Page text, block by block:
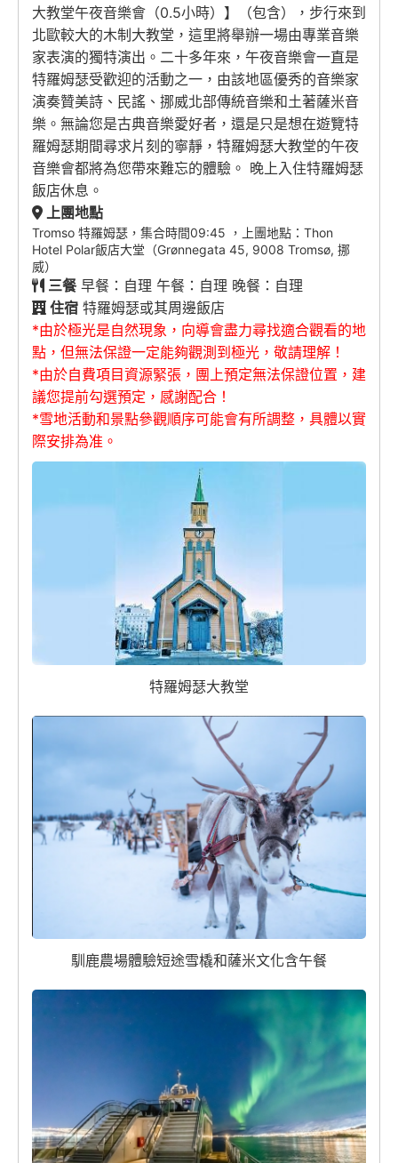
大教堂午夜音樂會（0.5小時）】（包含），步行來到
北歐較大的木制大教堂，這里將舉辦一場由專業音樂
家表演的獨特演出。二十多年來，午夜音樂會一直是
特羅姆瑟受歡迎的活動之一，由該地區優秀的音樂家
演奏贊美詩、民謠、挪威北部傳統音樂和土著薩米音
樂。無論您是古典音樂愛好者，還是只是想在遊覽特
羅姆瑟期間尋求片刻的寧靜，特羅姆瑟大教堂的午夜
音樂會都將為您帶來難忘的體驗。 晚上入住特羅姆瑟
飯店休息。
上團地點
Tromso 特羅姆瑟，集合時間09:45 ，上團地點：Thon
Hotel Polar飯店大堂（Grønnegata 45, 9008 Tromsø, 挪
威）
三餐早餐：自理 午餐：自理 晚餐：自理
住宿 特羅姆瑟或其周邊飯店
*由於極光是自然現象，向導會盡力尋找適合觀看的地
點，但無法保證一定能夠觀測到極光，敬請理解！
*由於自費項目資源緊張，團上預定無法保證位置，建
議您提前勾選預定，感謝配合！
*雪地活動和景點參觀順序可能會有所調整，具體以實
際安排為准。
特羅姆瑟大教堂
馴鹿農場體驗短途雪橇和薩米文化含午餐